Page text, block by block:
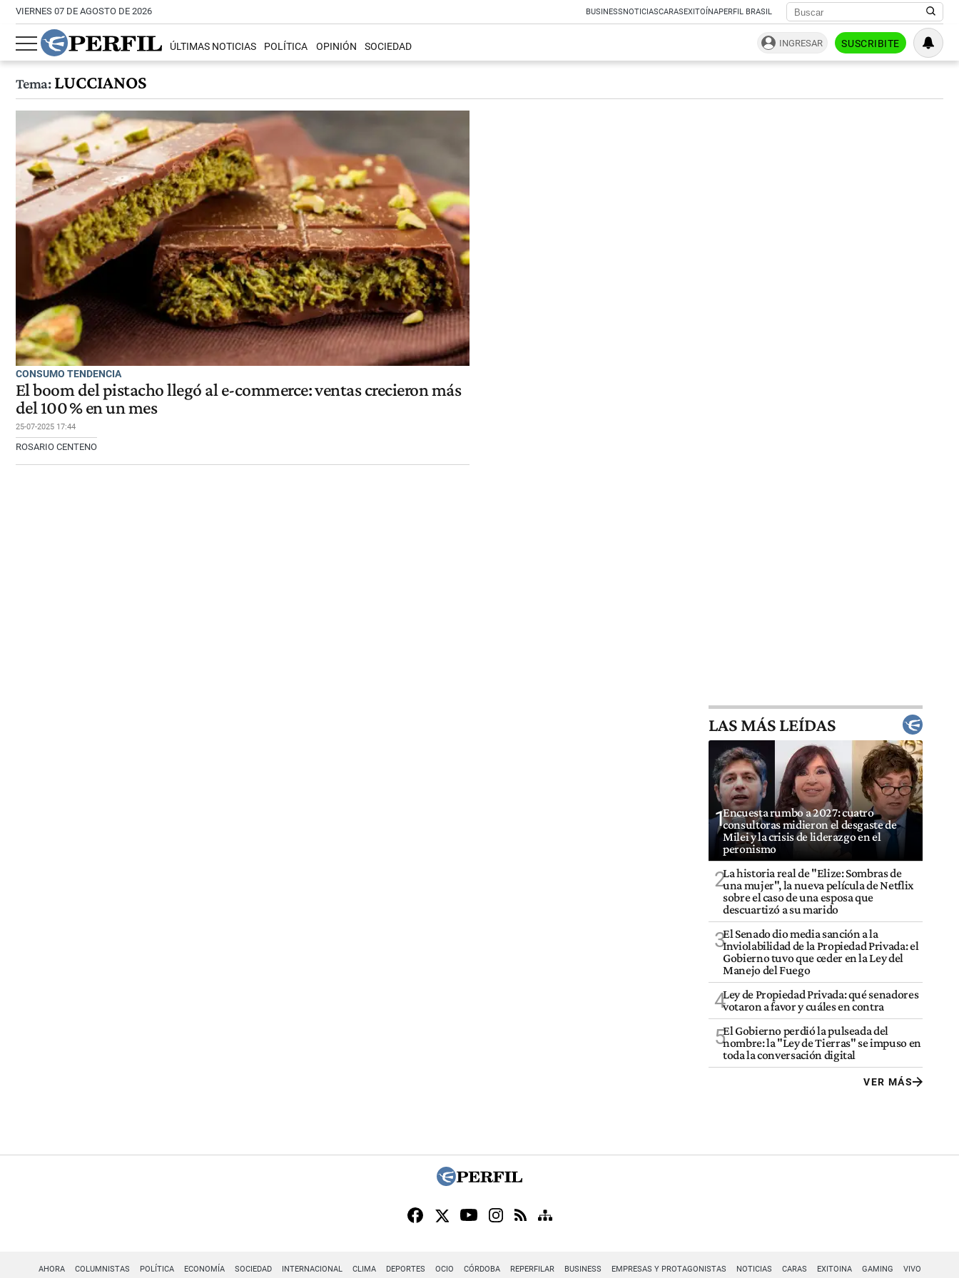
VIERNES 07 DE AGOSTO DE 2026 BUSINESSNOTICIASCARASEXITOÍNAPERFIL BRASIL
ÚLTIMAS NOTICIAS POLÍTICA OPINIÓN SOCIEDAD INGRESAR SUSCRIBITE
Tema:LUCCIANOS
CONSUMO TENDENCIA
El boom del pistacho llegó al e-commerce: ventas crecieron más
del 100 % en un mes
25-07-2025 17:44
ROSARIO CENTENO
LAS MÁS LEÍDAS
1Encuesta rumbo a 2027: cuatro
consultoras midieron el desgaste de
Milei y la crisis de liderazgo en el
peronismo
2La historia real de "Elize: Sombras de
una mujer", la nueva película de Netflix
sobre el caso de una esposa que
descuartizó a su marido
3El Senado dio media sanción a la
Inviolabilidad de la Propiedad Privada: el
Gobierno tuvo que ceder en la Ley del
Manejo del Fuego
4Ley de Propiedad Privada: qué senadores
votaron a favor y cuáles en contra
5El Gobierno perdió la pulseada del
nombre: la "Ley de Tierras" se impuso en
toda la conversación digital
VER MÁS
AHORA COLUMNISTAS POLÍTICA ECONOMÍA SOCIEDAD INTERNACIONAL CLIMA DEPORTES OCIO CÓRDOBA REPERFILAR BUSINESS EMPRESAS Y PROTAGONISTAS NOTICIAS CARAS EXITOINA GAMING VIVO